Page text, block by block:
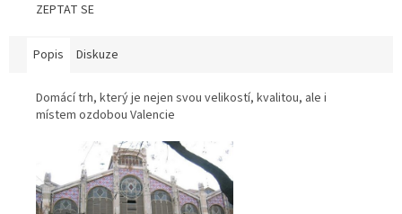
ZEPTAT SE
Popis Diskuze
Domácí trh, který je nejen svou velikostí, kvalitou, ale i
místem ozdobou Valencie